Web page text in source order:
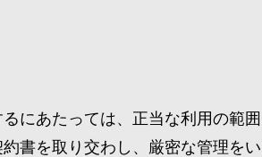
にあたっては、正当な利用の範
書を取り交わし、厳密な管理をい